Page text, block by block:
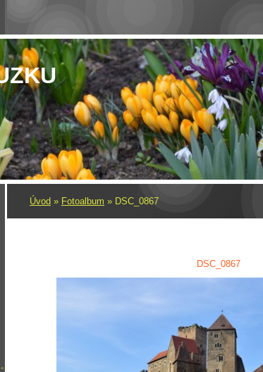
Úvod » Fotoalbum » DSC_0867
DSC_0867